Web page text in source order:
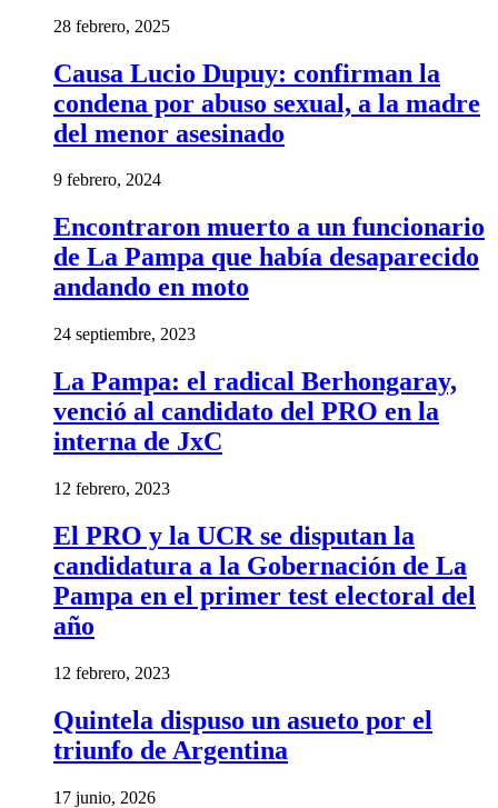
28 febrero, 2025
Causa Lucio Dupuy: confirman la
condena por abuso sexual, a la madre
del menor asesinado
9 febrero, 2024
Encontraron muerto a un funcionario
de La Pampa que había desaparecido
andando en moto
24 septiembre, 2023
La Pampa: el radical Berhongaray,
venció al candidato del PRO en la
interna de JxC
12 febrero, 2023
El PRO y la UCR se disputan la
candidatura a la Gobernación de La
Pampa en el primer test electoral del
año
12 febrero, 2023
Quintela dispuso un asueto por el
triunfo de Argentina
17 junio, 2026